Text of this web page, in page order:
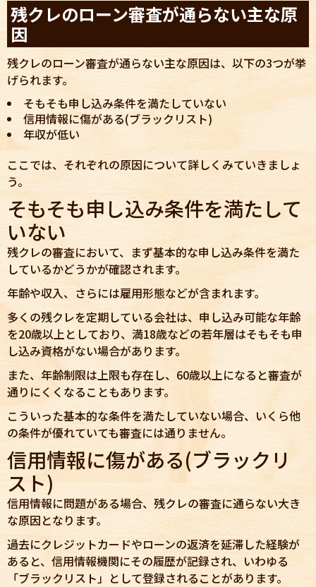
残クレのローン審査が通らない主な原
因
残クレのローン審査が通らない主な原因は、以下の3つが挙
げられます。
そもそも申し込み条件を満たしていない
信用情報に傷がある(ブラックリスト)
年収が低い
ここでは、それぞれの原因について詳しくみていきましょ
う。
そもそも申し込み条件を満たして
いない
残クレの審査において、まず基本的な申し込み条件を満た
しているかどうかが確認されます。
年齢や収入、さらには雇用形態などが含まれます。
多くの残クレを定期している会社は、申し込み可能な年齢
を20歳以上としており、満18歳などの若年層はそもそも申
し込み資格がない場合があります。
また、年齢制限は上限も存在し、60歳以上になると審査が
通りにくくなることもあります。
こういった基本的な条件を満たしていない場合、いくら他
の条件が優れていても審査には通りません。
信用情報に傷がある(ブラックリ
スト)
信用情報に問題がある場合、残クレの審査に通らない大き
な原因となります。
過去にクレジットカードやローンの返済を延滞した経験が
あると、信用情報機関にその履歴が記録され、いわゆる
「ブラックリスト」として登録されることがあります。